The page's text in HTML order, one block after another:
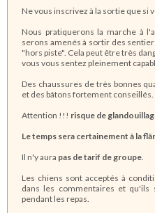
Ne vous inscrivez à la sortie que si
Nous pratiquerons la marche à
serons amenés à sortir des
"hors piste". Cela peut être très
vous vous sentez pleinement
Des chaussures de très bonnes
et des bâtons fortement conseillés.
Attention !!! risque de
Le temps sera certainement à la
Il n'y aura pas de tarif de groupe
Les chiens sont acceptés à
dans les commentaires et qu'ils
pendant les repas.